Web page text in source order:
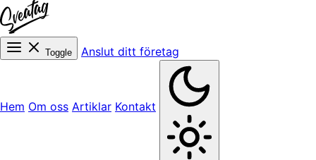
Toggle Anslut ditt företag
Hem Om oss Artiklar Kontakt